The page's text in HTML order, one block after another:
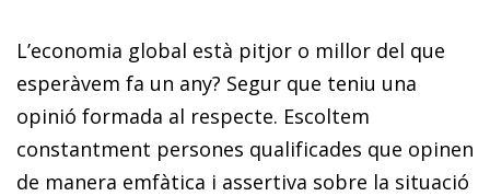
L’economia global està pitjor o millor del que
esperàvem fa un any? Segur que teniu una
opinió formada al respecte. Es­­coltem
constantment persones qualificades que opinen
de manera emfàtica i assertiva sobre la situació